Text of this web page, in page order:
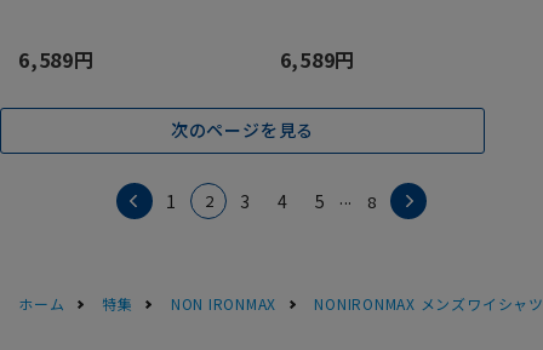
6,589円 6,589円
次のページを見る
1 2 3 4 5 ... 8
ホーム 特集 NON IRONMAX NONIRONMAX メンズワイシャ